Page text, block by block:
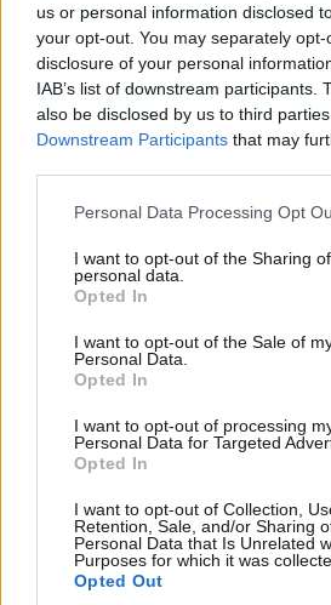
us or personal information disclosed
your opt-out. You may separately
disclosure of your personal
IAB’s list of downstream participants.
also be disclosed by us to third
Downstream Participants that may
Please note that this website/app
not limited to your visit or usage
grant or deny consent to Google and
use your data for below specified
consent section.
Personal Data Processing Opt
I want to opt-out of the Sharing
personal data.
Opted In
I want to opt-out of the Sale of
Personal Data.
Opted In
I want to opt-out of processing
Personal Data for Targeted
Opted In
I want to opt-out of Collection,
Retention, Sale, and/or Sharing
Personal Data that Is Unrelated
Purposes for which it was
Opted Out
Mε νερό του Καματερού και
αθανασία δηλαδή?
Κανένα Βοτάνι